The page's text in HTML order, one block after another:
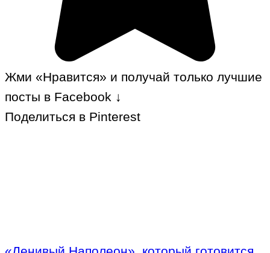
Жми «Нравится» и получай только лучшие
посты в Facebook ↓
Поделиться в Pinterest